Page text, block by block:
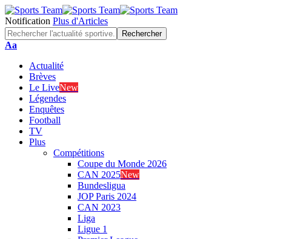
Notification Plus d'Articles
Font
Aa
Actualité
Brèves
Le LiveNew
Légendes
Enquêtes
Football
TV
Plus
Compétitions
Coupe du Monde 2026
CAN 2025New
Bundesligua
JOP Paris 2024
CAN 2023
Liga
Ligue 1